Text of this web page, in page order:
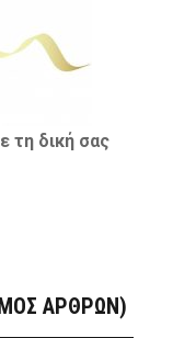
τη δική σας
ΑΡΘΡΩΝ)